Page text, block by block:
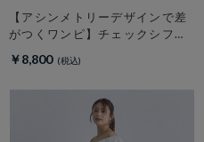
【アシンメトリーデザインで差
がつくワンピ】チェックシフォ
￥8,800